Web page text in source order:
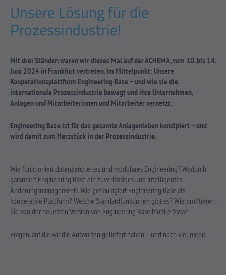
Unsere Lösung für die
Prozessindustrie!
Mit drei Ständen waren wir dieses Mal auf der ACHEMA, vom 10. bis 14.
Juni 2024 in Frankfurt vertreten. Im Mittelpunkt: Unsere
Kooperationsplattform Engineering Base – und wie sie die
internationale Prozessindustrie bewegt und ihre Unternehmen,
Anlagen und Mitarbeiterinnen und Mitarbeiter vernetzt.
Engineering Base ist für das gesamte Anlagenleben konzipiert – und
wird damit zum Herzstück in der Prozessindustrie.
Wie funktioniert datenzentriertes und modulares Engineering? Wodurch
garantiert Engineering Base ein zuverlässiges und intelligentes
Änderungsmanagement? Wie genau agiert Engineering Base als
kooperative Plattform? Welche Standardfunktionen gibt es? Wie profitieren
Sie von der neuesten Version von Engineering Base Mobile View?
Fragen, auf die wir die Antworten geliefert haben – und noch viel mehr!